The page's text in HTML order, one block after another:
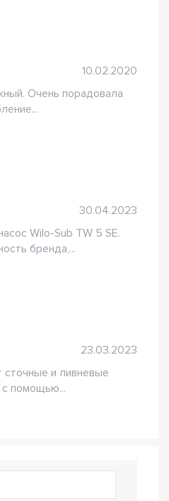
10.02.2020
Очень порадовала
30.04.2023
Wilo-Sub TW 5 SE.
бренда,...
23.03.2023
и ливневые
с помощью...